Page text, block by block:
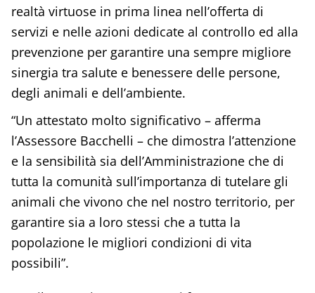
realtà virtuose in prima linea nell’offerta di
servizi e nelle azioni dedicate al controllo ed alla
prevenzione per garantire una sempre migliore
sinergia tra salute e benessere delle persone,
degli animali e dell’ambiente.
“Un attestato molto significativo – afferma
l’Assessore Bacchelli – che dimostra l’attenzione
e la sensibilità sia dell’Amministrazione che di
tutta la comunità sull’importanza di tutelare gli
animali che vivono che nel nostro territorio, per
garantire sia a loro stessi che a tutta la
popolazione le migliori condizioni di vita
possibili”.